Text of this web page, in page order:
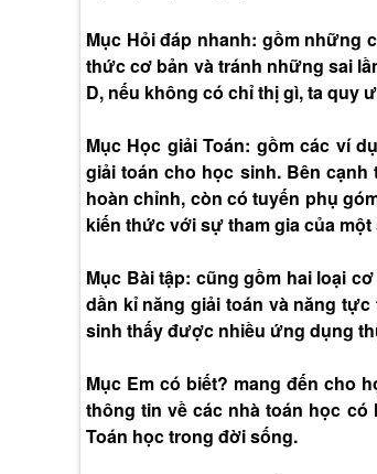
Mục Hỏi đáp nhanh: gồm những
thức cơ bản và tránh những sai
D, nếu không có chỉ thị gì, ta quy
Mục Học giải Toán: gồm các ví
giải toán cho học sinh. Bên
hoàn chỉnh, còn có tuyến phụ
kiến thức với sự tham gia của
Mục Bài tập: cũng gồm hai loại
dần kỉ năng giải toán và năng
sinh thấy được nhiều ứng dụng
Mục Em có biết? mang đến cho
thông tin về các nhà toán học
Toán học trong đời sống.